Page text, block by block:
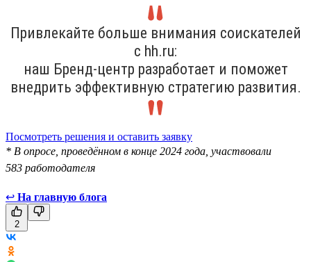
Привлекайте больше внимания соискателей
с hh.ru:
наш Бренд-центр разработает и поможет
внедрить эффективную стратегию развития.
Посмотреть решения и оставить заявку
* В опросе, проведённом в конце 2024 года, участвовали
583 работодателя
↩ На главную блога
2